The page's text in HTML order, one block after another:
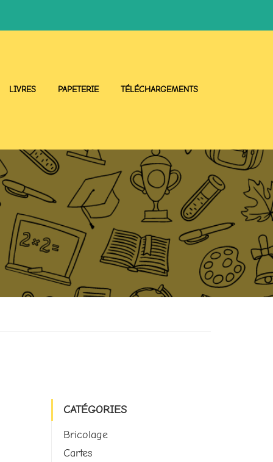
LIVRES PAPETERIE TÉLÉCHARGEMENTS
CATÉGORIES
Bricolage
Cartes